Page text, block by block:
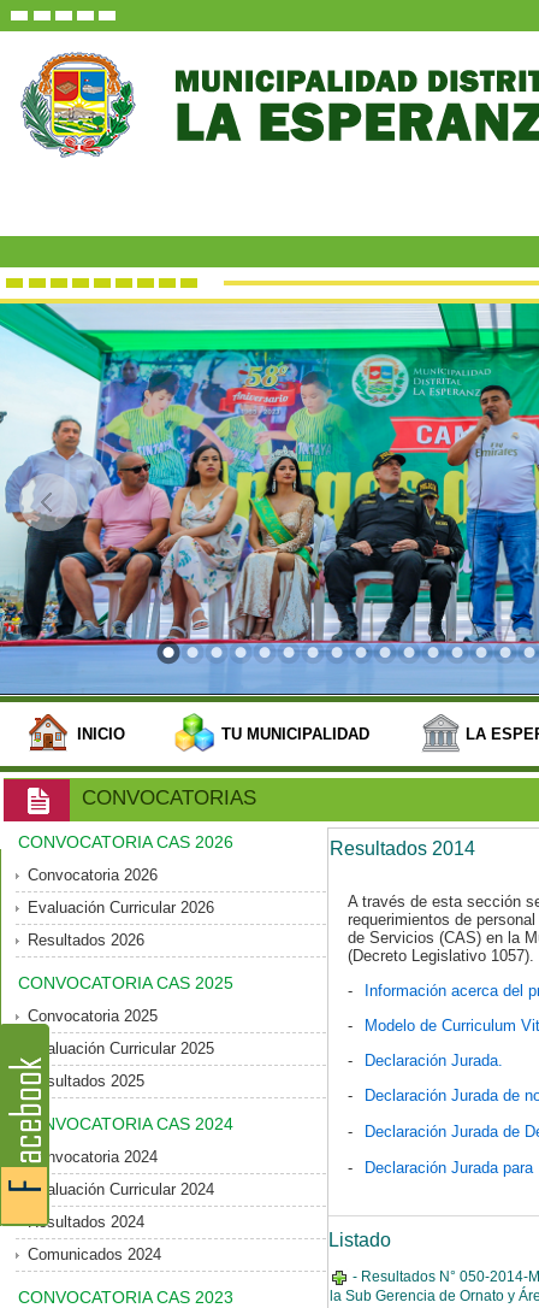
INICIO TU MUNICIPALIDAD LA
CONVOCATORIAS
CONVOCATORIA CAS 2026
Convocatoria 2026
Evaluación Curricular 2026
Resultados 2026
CONVOCATORIA CAS 2025
Convocatoria 2025
Evaluación Curricular 2025
Resultados 2025
CONVOCATORIA CAS 2024
Convocatoria 2024
Evaluación Curricular 2024
Resultados 2024
Comunicados 2024
CONVOCATORIA CAS 2023
Resultados 2014
A través de esta sección
requerimientos de
de Servicios (CAS) en la
(Decreto Legislativo 1057).
-
Información acerca del
-
Modelo de Curriculum
-
Declaración Jurada.
-
Declaración Jurada de
-
Declaración Jurada de
-
Declaración Jurada
Listado
- Resultados N° 050-2014-
la Sub Gerencia de Ornato y